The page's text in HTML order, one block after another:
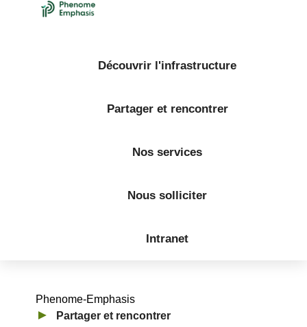
Découvrir l'infrastructure
Partager et rencontrer
Nos services
Nous solliciter
Intranet
Phenome-Emphasis
Partager et rencontrer